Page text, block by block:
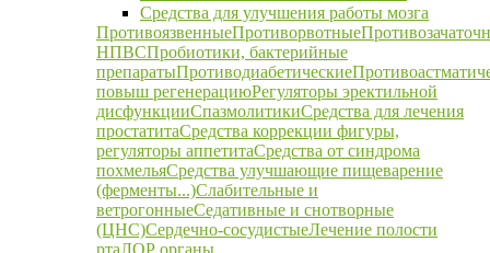
Средства для улучшения работы мозга
ПротивоязвенныеПротиворвотные
НПВСПробиотики, бактерийные
препаратыПротиводиабетические
повыш регенерациюРегуляторы эректильной
дисфункцииСпазмолитикиСредства для лечения
простатитаСредства коррекции фигуры,
регуляторы аппетитаСредства от синдрома
похмельяСредства улучшающие пищеварение
(ферменты...)Слабительные и
ветрогонныеСедативные и снотворные
(ЦНС)Сердечно-сосудистыеЛечение полости